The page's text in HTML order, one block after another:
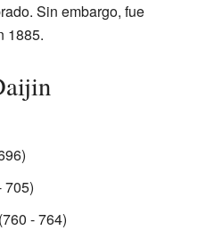
Sin embargo, fue
1885.
705)
- 764)